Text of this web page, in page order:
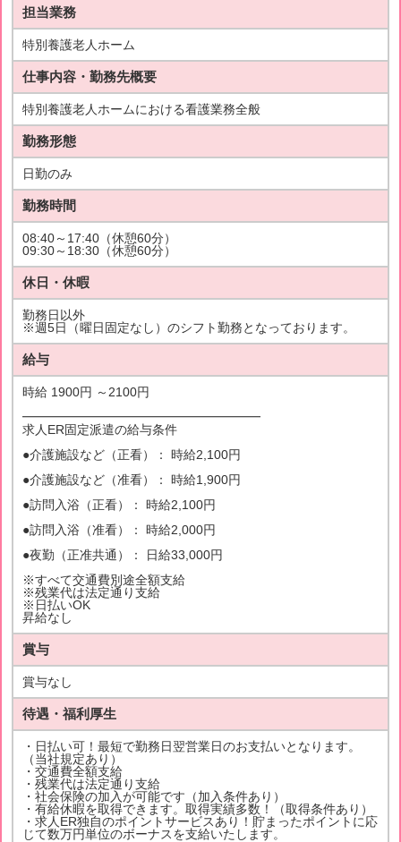
担当業務
特別養護老人ホーム
仕事内容・勤務先概要
特別養護老人ホームにおける看護業務全般
勤務形態
日勤のみ
勤務時間
08:40～17:40（休憩60分）
09:30～18:30（休憩60分）
休日・休暇
勤務日以外
※週5日（曜日固定なし）のシフト勤務となっております。
給与
時給 1900円 ～2100円
━━━━━━━━━━━━━━━━━━━
求人ER固定派遣の給与条件
●介護施設など（正看）： 時給2,100円
●介護施設など（准看）： 時給1,900円
●訪問入浴（正看）： 時給2,100円
●訪問入浴（准看）： 時給2,000円
●夜勤（正准共通）： 日給33,000円
※すべて交通費別途全額支給
※残業代は法定通り支給
※日払いOK
昇給なし
賞与
賞与なし
待遇・福利厚生
・日払い可！最短で勤務日翌営業日のお支払いとなります。
（当社規定あり）
・交通費全額支給
・残業代は法定通り支給
・社会保険の加入が可能です（加入条件あり）
・有給休暇を取得できます。取得実績多数！（取得条件あり）
・求人ER独自のポイントサービスあり！貯まったポイントに応
じて数万円単位のボーナスを支給いたします。